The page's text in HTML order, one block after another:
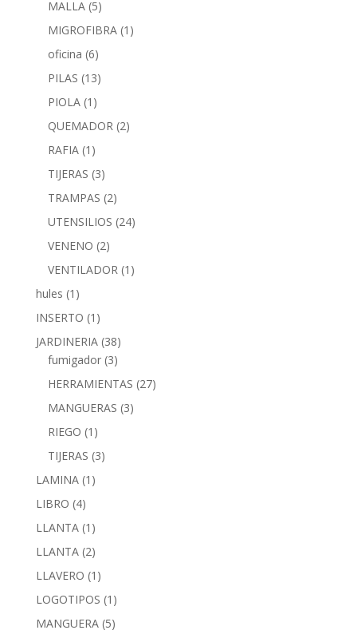
MALLA (5)
MIGROFIBRA (1)
oficina (6)
PILAS (13)
PIOLA (1)
QUEMADOR (2)
RAFIA (1)
TIJERAS (3)
TRAMPAS (2)
UTENSILIOS (24)
VENENO (2)
VENTILADOR (1)
hules (1)
INSERTO (1)
JARDINERIA (38)
fumigador (3)
HERRAMIENTAS (27)
MANGUERAS (3)
RIEGO (1)
TIJERAS (3)
LAMINA (1)
LIBRO (4)
LLANTA (1)
LLANTA (2)
LLAVERO (1)
LOGOTIPOS (1)
MANGUERA (5)